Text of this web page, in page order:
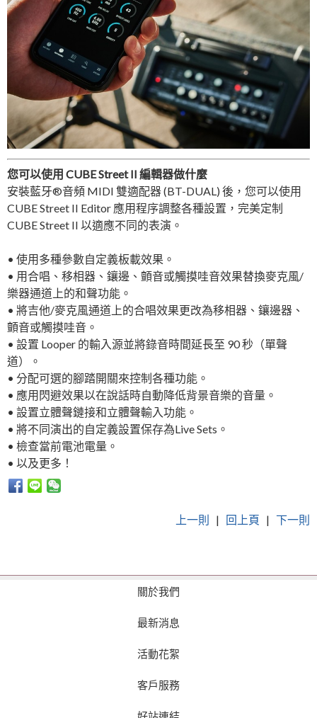
您可以使用 CUBE Street II 編輯器做什麼
安裝藍牙®音頻 MIDI 雙適配器 (BT-DUAL) 後，您可以使用
CUBE Street II Editor 應用程序調整各種設置，完美定制
CUBE Street II 以適應不同的表演。
• 使用多種參數自定義板載效果。
• 用合唱、移相器、鑲邊、顫音或觸摸哇音效果替換麥克風/
樂器通道上的和聲功能。
• 將吉他/麥克風通道上的合唱效果更改為移相器、鑲邊器、
顫音或觸摸哇音。
• 設置 Looper 的輸入源並將錄音時間延長至 90 秒（單聲
道）。
• 分配可選的腳踏開關來控制各種功能。
• 應用閃避效果以在說話時自動降低背景音樂的音量。
• 設置立體聲鏈接和立體聲輸入功能。
• 將不同演出的自定義設置保存為Live Sets。
• 檢查當前電池電量。
• 以及更多！
上一則 | 回上頁 | 下一則
關於我們
最新消息
活動花絮
客戶服務